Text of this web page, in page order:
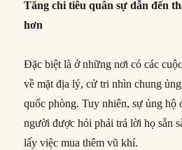
Tăng chi tiêu quân sự dẫn đến
hơn
Đặc biệt là ở những nơi có các
về mặt địa lý, cử tri nhìn chung
quốc phòng. Tuy nhiên, sự ủng hộ
người được hỏi phải trả lời họ sẵn
lấy việc mua thêm vũ khí.